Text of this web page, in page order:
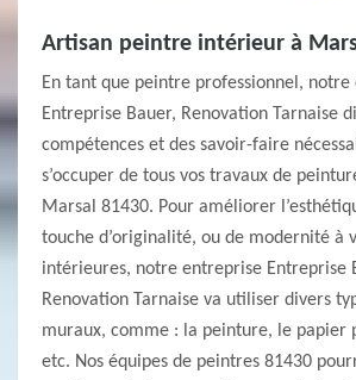
Artisan peintre intérieur à
En tant que peintre professionnel,
Entreprise Bauer, Renovation Tarnaise
compétences et des savoir-faire
s’occuper de tous vos travaux de
Marsal 81430. Pour améliorer
touche d’originalité, ou de modernité à
intérieures, notre entreprise Entreprise
Renovation Tarnaise va utiliser divers
muraux, comme : la peinture, le papier
etc. Nos équipes de peintres 81430